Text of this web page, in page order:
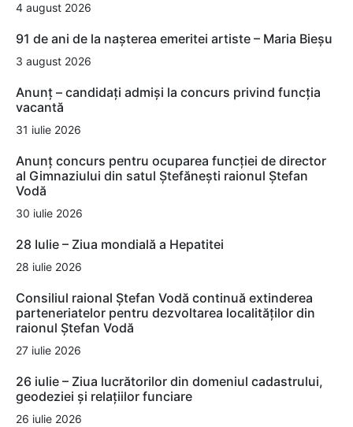
4 august 2026
91 de ani de la nașterea emeritei artiste – Maria Bieșu
3 august 2026
Anunț – candidați admiși la concurs privind funcția
vacantă
31 iulie 2026
Anunț concurs pentru ocuparea funcției de director
al Gimnaziului din satul Ștefănești raionul Ștefan
Vodă
30 iulie 2026
28 Iulie – Ziua mondială a Hepatitei
28 iulie 2026
Consiliul raional Ștefan Vodă continuă extinderea
parteneriatelor pentru dezvoltarea localităților din
raionul Ștefan Vodă
27 iulie 2026
26 iulie – Ziua lucrătorilor din domeniul cadastrului,
geodeziei și relațiilor funciare
26 iulie 2026